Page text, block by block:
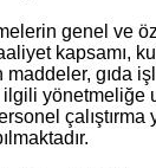
genel ve
kapsamı,
maddeler, gıda
yönetmeliğe